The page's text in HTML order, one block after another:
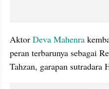
Aktor Deva Mahenra
peran terbarunya sebagai
Tahzan, garapan sutradara